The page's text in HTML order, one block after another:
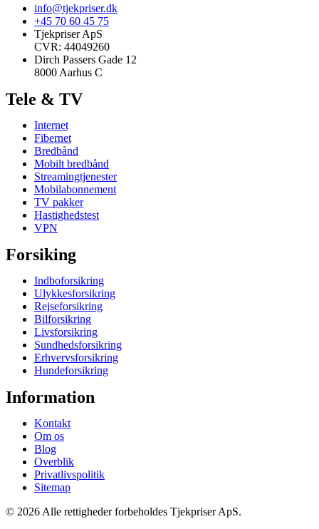
info@tjekpriser.dk
+45 70 60 45 75
Tjekpriser ApS
CVR: 44049260
Dirch Passers Gade 12
8000 Aarhus C
Tele & TV
Internet
Fibernet
Bredbånd
Mobilt bredbånd
Streamingtjenester
Mobilabonnement
TV pakker
Hastighedstest
VPN
Forsiking
Indboforsikring
Ulykkesforsikring
Rejseforsikring
Bilforsikring
Livsforsikring
Sundhedsforsikring
Erhvervsforsikring
Hundeforsikring
Information
Kontakt
Om os
Blog
Overblik
Privatlivspolitik
Sitemap
© 2026 Alle rettigheder forbeholdes Tjekpriser ApS.